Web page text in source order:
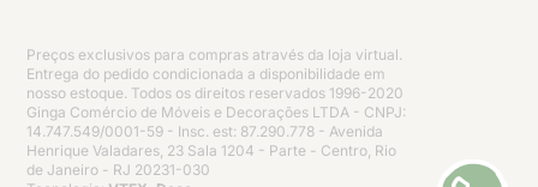
Preços exclusivos para compras através da loja virtual.
Entrega do pedido condicionada a disponibilidade em
nosso estoque. Todos os direitos reservados 1996-2020
Ginga Comércio de Móveis e Decorações LTDA - CNPJ:
14.747.549/0001-59 - Insc. est: 87.290.778 - Avenida
Henrique Valadares, 23 Sala 1204 - Parte - Centro, Rio
de Janeiro - RJ 20231-030